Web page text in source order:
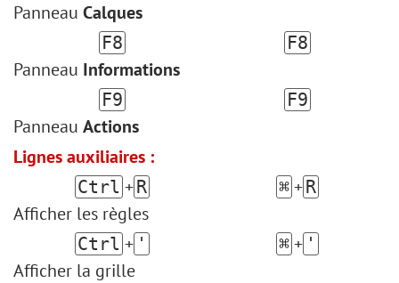
Panneau Calques
F8 F8
Panneau Informations
F9 F9
Panneau Actions
Lignes auxiliaires :
Ctrl +R ⌘ +R
Afficher les règles
Ctrl + ' ⌘ + '
Afficher la grille